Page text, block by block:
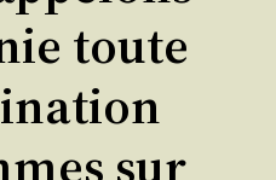
toute
sur